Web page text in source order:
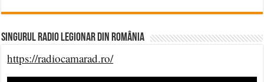
Singurul Radio Legionar din România
https://radiocamarad.ro/